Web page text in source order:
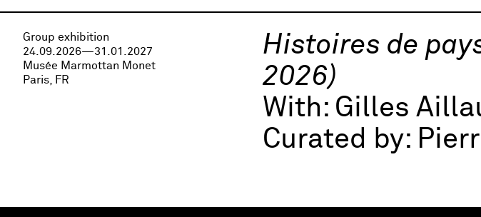
Histoires de
2026)
With: Gilles
Curated by:
Group exhibition
24.09.2026—31.01.2027
Musée Marmottan Monet
Paris, FR